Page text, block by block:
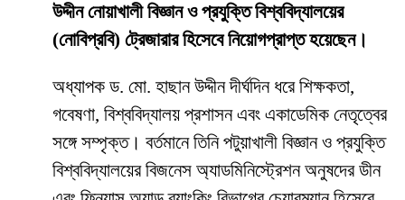
উদ্দীন নোয়াখালী বিজ্ঞান ও প্রযুক্তি বিশ্ববিদ্যালয়ের
(নোবিপ্রবি) ট্রেজারার হিসেবে নিয়োগপ্রাপ্ত হয়েছেন।
অধ্যাপক ড. মো. হাছান উদ্দীন দীর্ঘদিন ধরে শিক্ষকতা,
গবেষণা, বিশ্ববিদ্যালয় প্রশাসন এবং একাডেমিক নেতৃত্বের
সঙ্গে সম্পৃক্ত। বর্তমানে তিনি পটুয়াখালী বিজ্ঞান ও প্রযুক্তি
বিশ্ববিদ্যালয়ের বিজনেস অ্যাডমিনিস্ট্রেশন অনুষদের ডীন